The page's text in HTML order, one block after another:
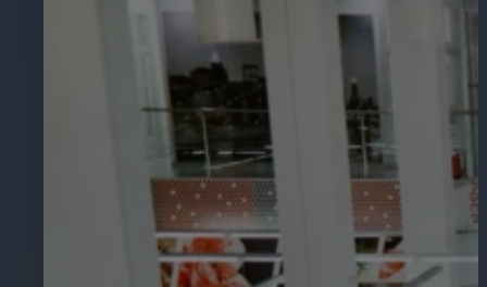
Éducation
Assurez la sécurité dans les
établissements d'enseignement.